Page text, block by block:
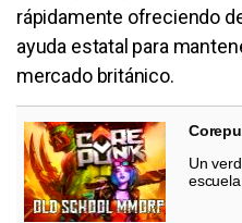
rápidamente ofreciendo
ayuda estatal para
mercado británico.
Un